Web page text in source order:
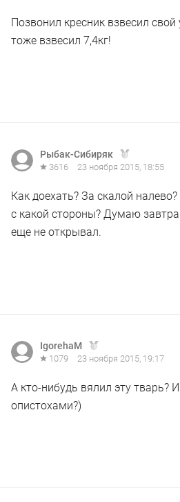
Позвонил кресник взвесил свой
тоже взвесил 7,4кг!
Рыбак-Сибиряк
3616 23 ноября 2015, 18:55
Как доехать? За скалой
с какой стороны? Думаю завтра
еще не открывал.
IgorehaM
1079 23 ноября 2015, 19:17
А кто-нибудь вялил эту тварь?
опистохами?)